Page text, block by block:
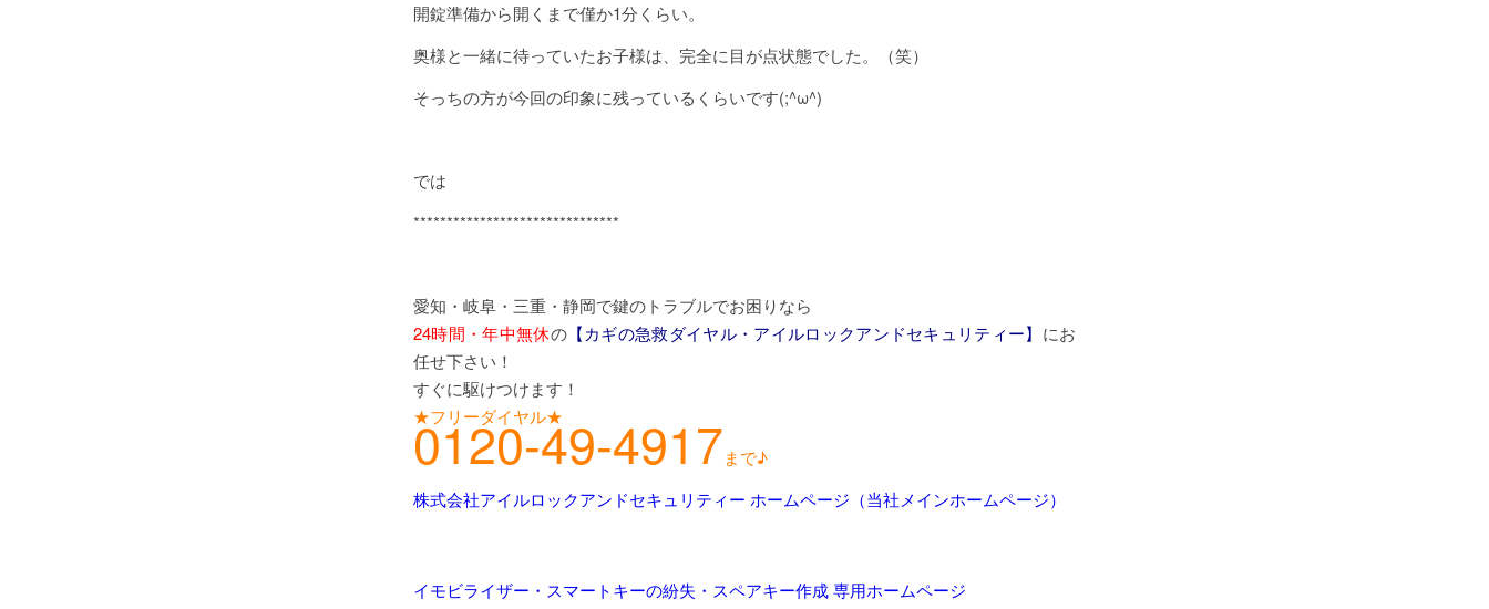
開錠準備から開くまで僅か1分くらい。
奥様と一緒に待っていたお子様は、完全に目が点状態でした。（笑）
そっちの方が今回の印象に残っているくらいです(;^ω^)
では
*******************************
愛知・岐阜・三重・静岡で鍵のトラブルでお困りなら
24時間・年中無休の【カギの急救ダイヤル・アイルロックアンドセキュリティー】 にお
任せ下さい！
すぐに駆けつけます！
★フリーダイヤル★
0120-49-4917まで♪
株式会社アイルロックアンドセキュリティー ホームページ（当社メインホームページ）
イモビライザー・スマートキーの紛失・スペアキー作成 専用ホームページ